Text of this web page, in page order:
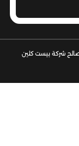
لصالح شركة بيست كلين